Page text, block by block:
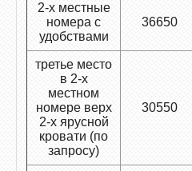
2-х местные
номера с
удобствами
36650
третье место
в 2-х
местном
номере верх
2-х ярусной
кровати (по
запросу)
30550